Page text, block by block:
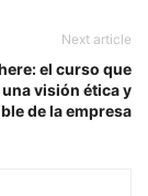
Next article
el curso que
visión ética y
de la empresa